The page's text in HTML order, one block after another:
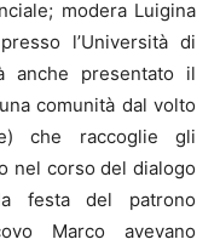
modera Luigina
l’Università di
anche presentato il
comunità dal volto
che raccoglie gli
nel corso del dialogo
festa del patrono
Marco avevano